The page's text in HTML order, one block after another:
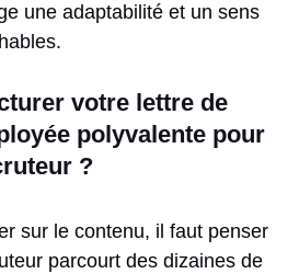
une adaptabilité et un sens
votre lettre de
polyvalente pour
?
sur le contenu, il faut penser
parcourt des dizaines de